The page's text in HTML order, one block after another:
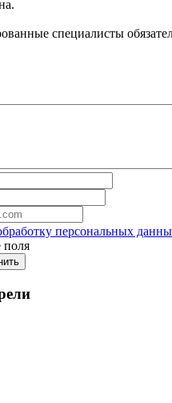
специалисты
персональных
поля